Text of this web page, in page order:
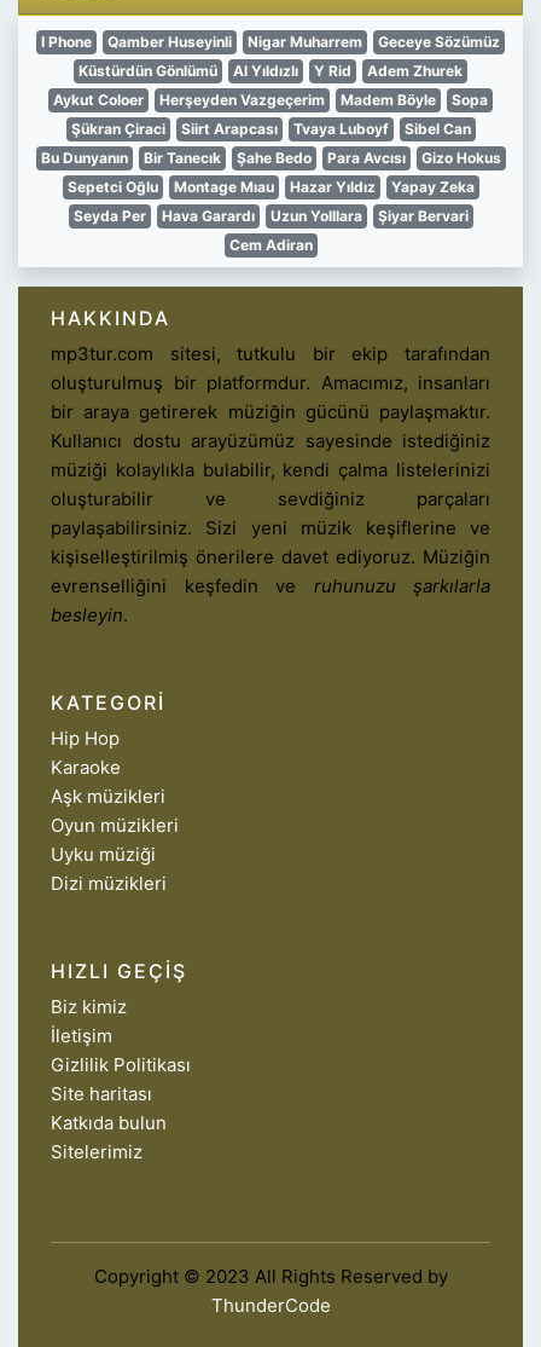
I Phone Qamber Huseyinli Nigar Muharrem
Geceye Sözümüz
Küstürdün Gönlümü
Al Yıldızlı Y Rid
Adem Zhurek
Aykut Coloer
Herşeyden Vazgeçerim Madem Böyle
Sopa
Şükran Çiraci
Siirt Arapcası Tvaya Luboyf
Sibel Can
Bu Dunyanın
Bir Tanecık Şahe Bedo Para Avcısı
Gizo Hokus
Sepetci Oğlu
Montage Mıau Hazar Yıldız
Yapay Zeka
Seyda Per
Hava Garardı Uzun Yolllara
Şiyar Bervari
Cem Adiran
HAKKINDA
mp3tur.com sitesi, tutkulu bir ekip tarafından
oluşturulmuş bir platformdur. Amacımız, insanları
bir araya getirerek müziğin gücünü paylaşmaktır.
Kullanıcı dostu arayüzümüz sayesinde istediğiniz
müziği kolaylıkla bulabilir, kendi çalma listelerinizi
oluşturabilir ve sevdiğiniz parçaları
paylaşabilirsiniz. Sizi yeni müzik keşiflerine ve
kişiselleştirilmiş önerilere davet ediyoruz. Müziğin
evrenselliğini keşfedin ve ruhunuzu şarkılarla
besleyin.
KATEGORI
Hip Hop
Karaoke
Aşk müzikleri
Oyun müzikleri
Uyku müziği
Dizi müzikleri
HIZLI GEÇIŞ
Biz kimiz
İletişim
Gizlilik Politikası
Site haritası
Katkıda bulun
Sitelerimiz
Copyright © 2023 All Rights Reserved by
ThunderCode